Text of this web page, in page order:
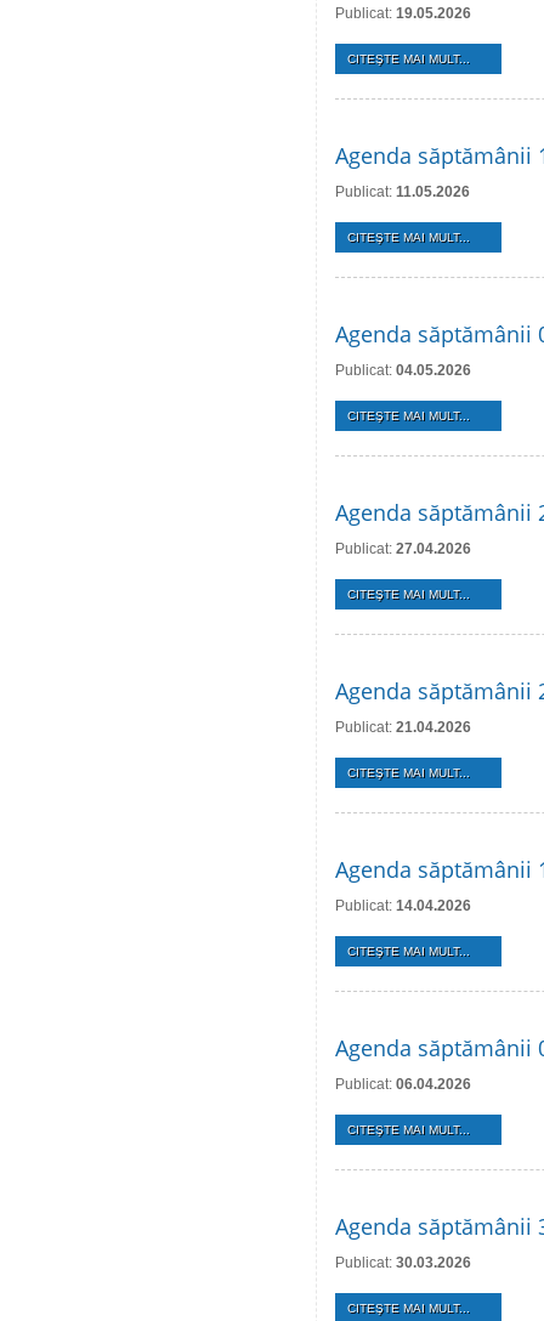
Publicat: 19.05.2026
CITEŞTE MAI MULT...
Agenda săptămânii
Publicat: 11.05.2026
CITEŞTE MAI MULT...
Agenda săptămânii
Publicat: 04.05.2026
CITEŞTE MAI MULT...
Agenda săptămânii
Publicat: 27.04.2026
CITEŞTE MAI MULT...
Agenda săptămânii
Publicat: 21.04.2026
CITEŞTE MAI MULT...
Agenda săptămânii
Publicat: 14.04.2026
CITEŞTE MAI MULT...
Agenda săptămânii
Publicat: 06.04.2026
CITEŞTE MAI MULT...
Agenda săptămânii
Publicat: 30.03.2026
CITEŞTE MAI MULT...